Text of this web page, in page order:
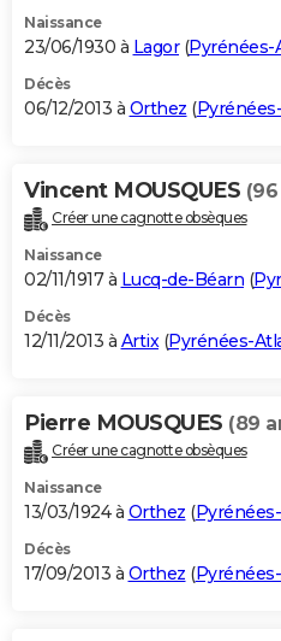
Naissance
23/06/1930 à Lagor(Pyrénées-
Décès
06/12/2013 à Orthez (
Vincent MOUSQUES
Créer une cagnotte obsèques
Naissance
02/11/1917 à Lucq-de-Béarn (
Décès
12/11/2013 à Artix(Pyrénées-
Pierre MOUSQUES (89
Créer une cagnotte obsèques
Naissance
13/03/1924 à Orthez (
Décès
17/09/2013 à Orthez (